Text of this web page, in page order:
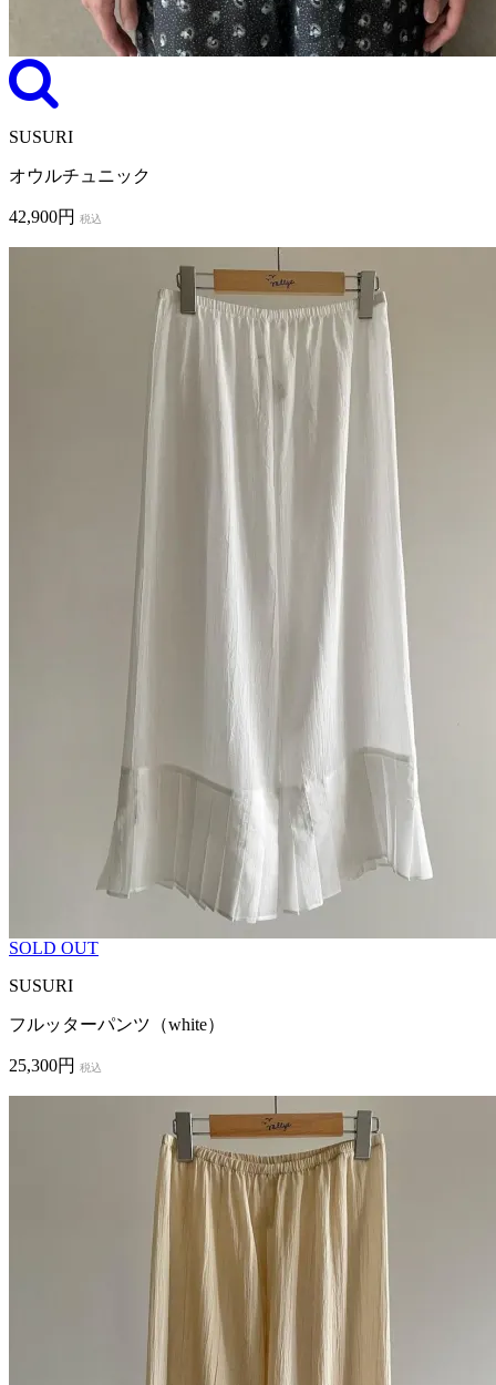
SUSURI
オウルチュニック
42,900円 税込
SOLD OUT
SUSURI
フルッターパンツ（white）
25,300円 税込